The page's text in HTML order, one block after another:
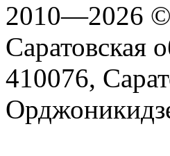
2010—2026 ©
Саратовская
410076,